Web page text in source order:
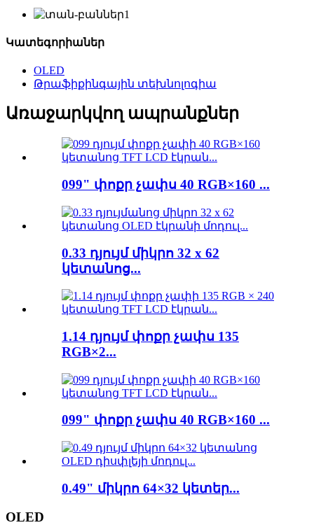
Կատեգորիաներ
OLED
Թրաֆիքինգային տեխնոլոգիա
Առաջարկվող ապրանքներ
099" փոքր չափս 40 RGB×160 ...
0.33 դյույմ միկրո 32 x 62
կետանոց...
1.14 դյույմ փոքր չափս 135
RGB×2...
099" փոքր չափս 40 RGB×160 ...
0.49" միկրո 64×32 կետեր...
OLED